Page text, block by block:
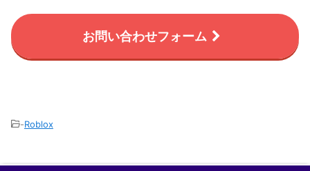
お問い合わせフォーム
-Roblox